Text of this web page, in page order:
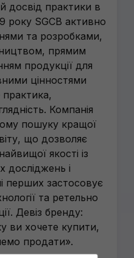
досвід практики в
року SGCB активно
та розробками,
прямим
продукції для
цінностями
Компанія
пошуку кращої
що дозволяє
якості із
досліджень і
перших застосовує
та ретельно
Девіз бренду:
ви хочете купити,
продати».